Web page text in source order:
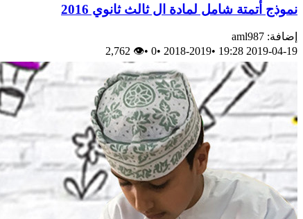
نموذج أتمتة شامل لمادة ال ثالث ثانوي 2016
إضافة: aml987
2019-04-19 19:28
•
2018-2019
•
0
•
👁 2,762